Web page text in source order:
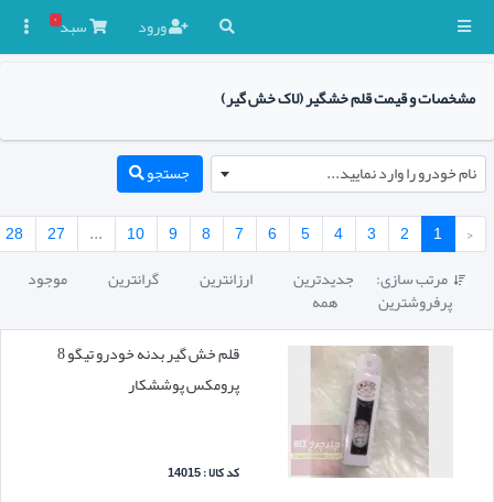
ورود سبد۰
مشخصات و قیمت قلم خشگیر (لاک خش گیر)
نام خودرو را وارد نمایید...
جستجو
‹
1
2
3
4
5
6
7
8
9
10
...
27
28
 مرتب سازی: جدیدترین ارزانترین گرانترین موجود
پرفروشترین
همه
قلم خش گیر بدنه خودرو تیگو 8
پرومکس پوششکار
کد کالا : 14015